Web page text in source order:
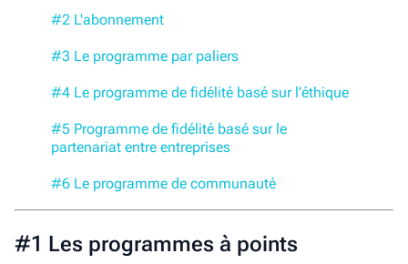
#2 L'abonnement
#3 Le programme par paliers
#4 Le programme de fidélité basé sur l’éthique
#5 Programme de fidélité basé sur le
partenariat entre entreprises
#6 Le programme de communauté
#1 Les programmes à points